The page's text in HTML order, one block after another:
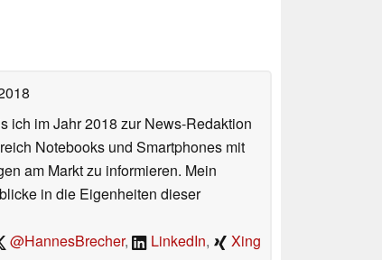
ich im Jahr 2018 zur News-Redaktion
Notebooks und Smartphones mit
am Markt zu informieren. Mein
in die Eigenheiten dieser
@HannesBrecher, LinkedIn, Xing